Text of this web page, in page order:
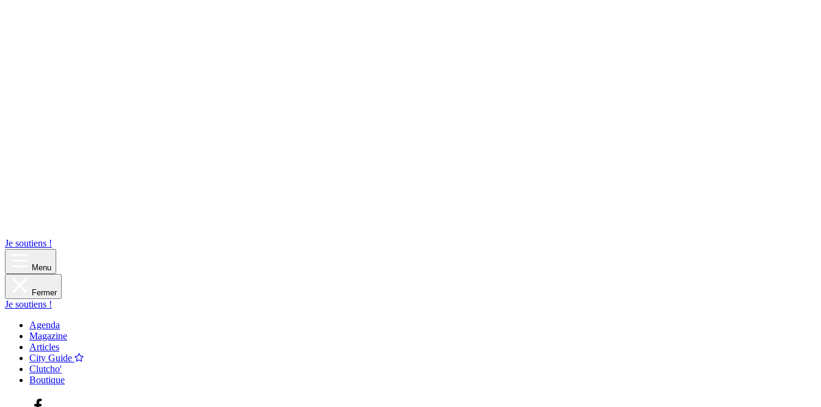
Je soutiens !
Menu
Fermer
Je soutiens !
Agenda
Magazine
Articles
City Guide
Clutcho'
Boutique